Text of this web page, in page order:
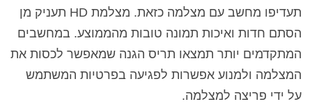
תעדיפו מחשב עם מצלמה כזאת. מצלמת HD תעניק מן
הסתם חדות ואיכות תמונה טובות מהממוצע. במחשבים
המתקדמים יותר תמצאו תריס הגנה שמאפשר לכסות את
המצלמה ולמנוע אפשרות לפגיעה בפרטיות המשתמש
על ידי פריצה למצלמה.